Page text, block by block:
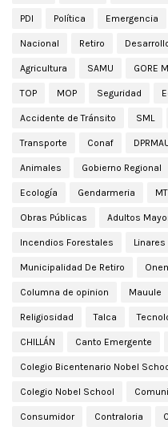
PDI Política Emergencia
Nacional Retiro
Agricultura SAMU GORE
TOP MOP Seguridad
Accidente de Tránsito SML
Transporte Conaf
Animales Gobierno Regional
Ecología Gendarmeria
Obras Públicas Adultos
Incendios Forestales Linares
Municipalidad De Retiro
Columna de opinion Mauule
Religiosidad Talca
CHILLÁN Canto Emergente
Colegio Bicentenario Nobel
Colegio Nobel School
Consumidor Contraloria